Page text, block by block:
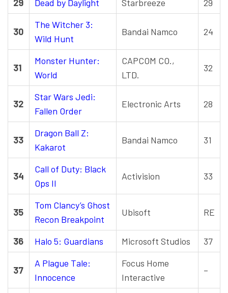
29 Dead by Daylight Starbreeze 29
30
The Witcher 3:
Wild Hunt
Bandai Namco 24
31
Monster Hunter:
World
CAPCOM CO.,
LTD.
32
32
Star Wars Jedi:
Fallen Order
Electronic Arts 28
33
Dragon Ball Z:
Kakarot
Bandai Namco 31
34
Call of Duty: Black
Ops II
Activision 33
35
Tom Clancy’s Ghost
Recon Breakpoint
Ubisoft RE
36 Halo 5: Guardians Microsoft Studios 37
37
A Plague Tale:
Innocence
Focus Home
Interactive
–